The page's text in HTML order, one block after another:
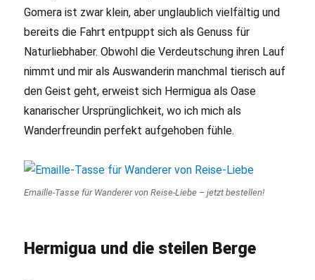
Gomera ist zwar klein, aber unglaublich vielfältig und
bereits die Fahrt entpuppt sich als Genuss für
Naturliebhaber. Obwohl die Verdeutschung ihren Lauf
nimmt und mir als Auswanderin manchmal tierisch auf
den Geist geht, erweist sich Hermigua als Oase
kanarischer Ursprünglichkeit, wo ich mich als
Wanderfreundin perfekt aufgehoben fühle.
Emaille-Tasse für Wanderer von Reise-Liebe – jetzt bestellen!
Hermigua und die steilen Berge